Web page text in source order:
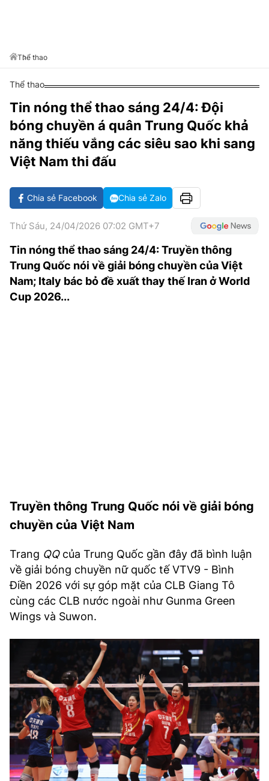
GIẢI TRÍ
CÔNG NGHIỆP VĂN HÓA
X-QUANG TIN ĐỒN
VIẾT LẠI ƯỚC MƠ
PHIM
ÂM NHẠC
KBIZ
DU LỊCH
TIN TỨC
ĐIỂM ĐẾN
ẢNH
ẨM THỰC
TƯ VẤN
THẾ GIỚI SAO
HIGHTECH
TIÊU ĐIỂM - SPOTLIGHT
BẠN CẦN BIẾT
E-MAGAZINE
ẢNH
BÁO GIẤY
TRA CỨU PHƯỜNG XÃ
CỐNG HIẾN
Thể thao
Thể thao
Tin nóng thể thao sáng 24/4: Đội
bóng chuyền á quân Trung Quốc khả
năng thiếu vắng các siêu sao khi sang
Việt Nam thi đấu
Chia sẻ Facebook Chia sẻ Zalo
Thứ Sáu, 24/04/2026 07:02 GMT+7
Tin nóng thể thao sáng 24/4: Truyền thông
Trung Quốc nói về giải bóng chuyền của Việt
Nam; Italy bác bỏ đề xuất thay thế Iran ở World
Cup 2026...
Truyền thông Trung Quốc nói về giải bóng
chuyền của Việt Nam
Trang QQcủa Trung Quốc gần đây đã bình luận
về giải bóng chuyền nữ quốc tế VTV9 - Bình
Điền 2026 với sự góp mặt của CLB Giang Tô
cùng các CLB nước ngoài như Gunma Green
Wings và Suwon.